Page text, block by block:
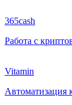
365cash
Работа с
Vitamin
Автоматизация